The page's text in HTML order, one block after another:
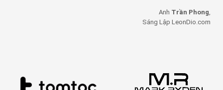
Anh Trần Phong
Sáng Lập LeonDio.com